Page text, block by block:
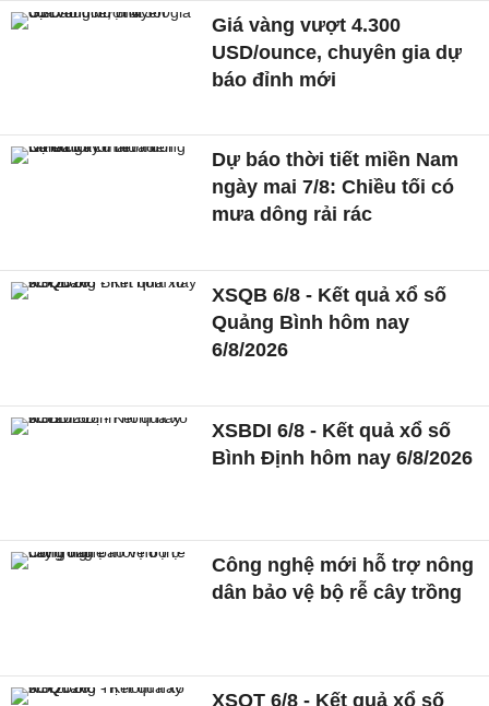
Giá vàng vượt 4.300
USD/ounce, chuyên gia dự
báo đỉnh mới
Dự báo thời tiết miền Nam
ngày mai 7/8: Chiều tối có
mưa dông rải rác
XSQB 6/8 - Kết quả xổ số
Quảng Bình hôm nay
6/8/2026
XSBDI 6/8 - Kết quả xổ số
Bình Định hôm nay 6/8/2026
Công nghệ mới hỗ trợ nông
dân bảo vệ bộ rễ cây trồng
XSQT 6/8 - Kết quả xổ số